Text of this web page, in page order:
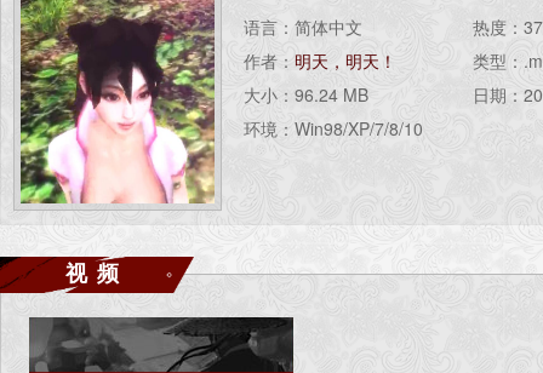
语言：简体中文
作者： 明天，明天！
大小：96.24 MB
环境：Win98/XP/7/8/10
热度：
类型：
日期：
视频